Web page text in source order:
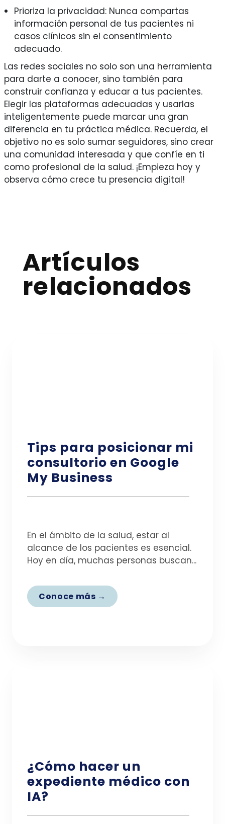
Prioriza la privacidad: Nunca compartas
información personal de tus pacientes ni
casos clínicos sin el consentimiento
adecuado.
Las redes sociales no solo son una herramienta
para darte a conocer, sino también para
construir confianza y educar a tus pacientes.
Elegir las plataformas adecuadas y usarlas
inteligentemente puede marcar una gran
diferencia en tu práctica médica. Recuerda, el
objetivo no es solo sumar seguidores, sino crear
una comunidad interesada y que confíe en ti
como profesional de la salud. ¡Empieza hoy y
observa cómo crece tu presencia digital!
Artículos
relacionados
Tips para posicionar mi
consultorio en Google
My Business
En el ámbito de la salud, estar al
alcance de los pacientes es esencial.
Hoy en día, muchas personas buscan...
Conoce más →
¿Cómo hacer un
expediente médico con
IA?